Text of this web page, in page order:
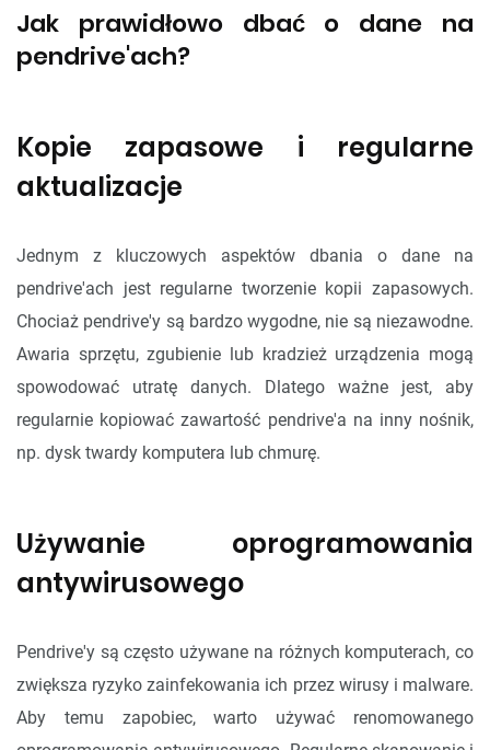
Jak prawidłowo dbać o dane na
pendrive'ach?
Kopie zapasowe i regularne
aktualizacje
Jednym z kluczowych aspektów dbania o dane na
pendrive'ach jest regularne tworzenie kopii zapasowych.
Chociaż pendrive'y są bardzo wygodne, nie są niezawodne.
Awaria sprzętu, zgubienie lub kradzież urządzenia mogą
spowodować utratę danych. Dlatego ważne jest, aby
regularnie kopiować zawartość pendrive'a na inny nośnik,
np. dysk twardy komputera lub chmurę.
Używanie oprogramowania
antywirusowego
Pendrive'y są często używane na różnych komputerach, co
zwiększa ryzyko zainfekowania ich przez wirusy i malware.
Aby temu zapobiec, warto używać renomowanego